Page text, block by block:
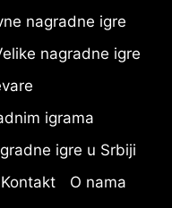
nagradne igre
nagradne igre
igrama
igre u Srbiji
Kontakt
O nama